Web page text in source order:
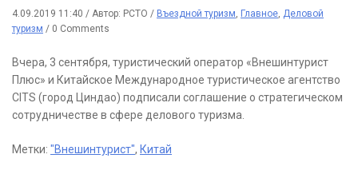
4.09.2019 11:40 / Автор: РСТО / Въездной туризм Главное Деловой
туризм / 0 Comments
Вчера, 3 сентября, туристический оператор «Внешинтурист
Плюс» и Китайское Международное туристическое агентство
CITS (город Циндао) подписали соглашение о стратегическом
сотрудничестве в сфере делового туризма.
Метки: "Внешинтурист", Китай